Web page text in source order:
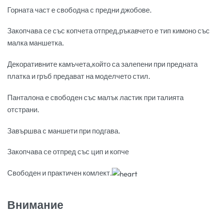
Горната част е свободна с предни джобове.
Закопчава се със копчета отпред,ръкавчето е тип кимоно със
малка маншетка.
Декоративните камъчета,който са залепени при предната
платка и гръб предават на моделчето стил.
Панталона е свободен със малък ластик при талията
отстрани.
Завършва с маншети при подгава.
Закопчава се отпред със цип и копче
Свободен и практичен комлект.
Внимание